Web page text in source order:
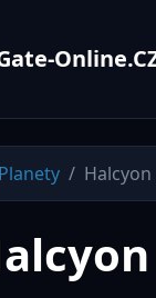
Planety Halcyon